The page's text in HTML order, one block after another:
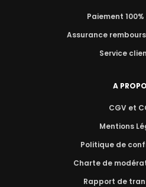
Paiement
Assurance
Service
A
CGV et
Mentions
Politique de
Charte de
Rapport de